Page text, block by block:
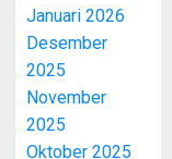
Januari 2026
Desember
2025
November
2025
Oktober 2025